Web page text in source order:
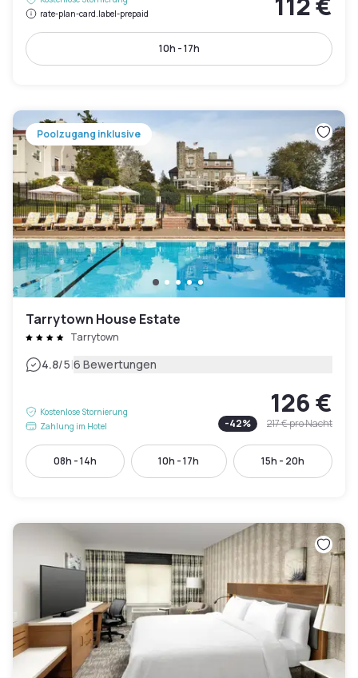
rate-plan-card.label-prepaid
10h - 17h
Poolzugang inklusive
Tarrytown House Estate
Tarrytown
4.8/5|6 Bewertungen
Kostenlose Stornierung
Zahlung im Hotel
126 €
-42% 217 €pro Nacht
08h - 14h 10h - 17h 15h - 20h